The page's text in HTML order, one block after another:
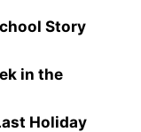
Story
in the
Holiday